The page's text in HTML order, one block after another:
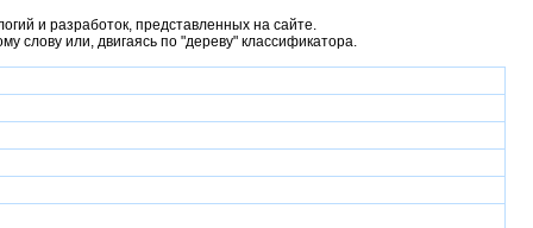
и разработок, представленных на сайте.
слову или, двигаясь по "дереву" классификатора.